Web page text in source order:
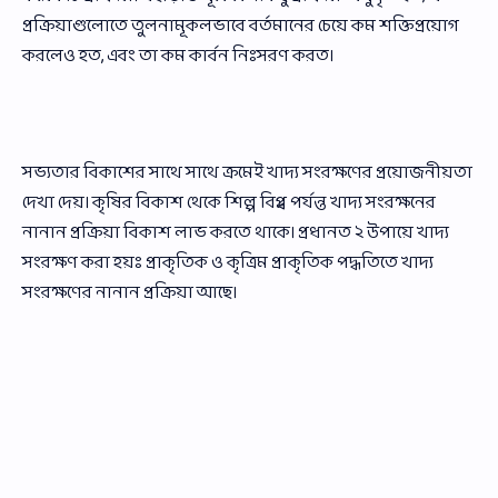
প্রক্রিয়াগুলোতে তুলনামূকলভাবে বর্তমানের চেয়ে কম শক্তিপ্রয়োগ
করলেও হত, এবং তা কম কার্বন নিঃসরণ করত।
সভ্যতার বিকাশের সাথে সাথে ক্রমেই খাদ্য সংরক্ষণের প্রয়োজনীয়তা
দেখা দেয়। কৃষির বিকাশ থেকে শিল্প বিপ্ল্ব পর্যন্ত খাদ্য সংরক্ষনের
নানান প্রক্রিয়া বিকাশ লাভ করতে থাকে। প্রধানত ২ উপায়ে খাদ্য
সংরক্ষণ করা হয়ঃ প্রাকৃতিক ও কৃত্রিম প্রাকৃতিক পদ্ধতিতে খাদ্য
সংরক্ষণের নানান প্রক্রিয়া আছে।